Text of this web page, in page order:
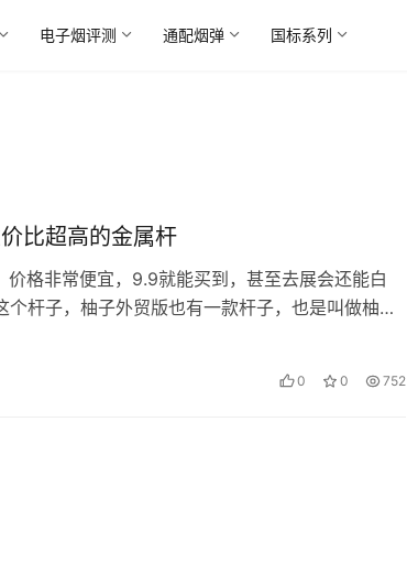
电子烟评测 通配烟弹 国标系列
比超高的金属杆
格非常便宜，9.9就能买到，甚至去展会还能白
杆子，柚子外贸版也有一款杆子，也是叫做柚子
0 0 752